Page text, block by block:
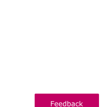
Rechtspraak.nl
Rechtspraak.nl
verlaat Rechtspraak.nl
verlaat Rechtspraak.nl
- U verlaat
nieuwsbrief - U verlaat